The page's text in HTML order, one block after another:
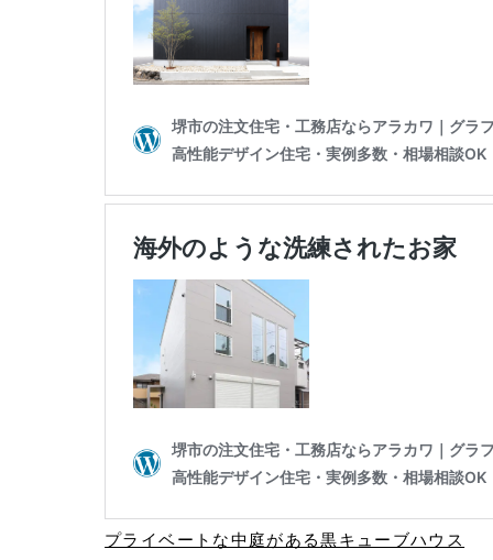
プライベートな中庭がある黒キューブハウス